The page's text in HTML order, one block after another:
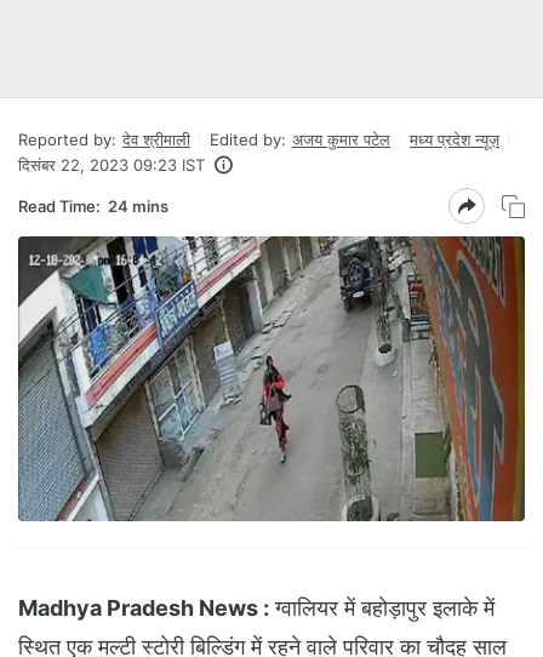
Reported by: देव श्रीमाली Edited by: अजय कुमार पटेल
मध्य प्रदेश न्यूज़
दिसंबर 22, 2023 09:23 IST
Read Time: 24 mins
Madhya Pradesh News : ग्वालियर में बहोड़ापुर इलाके में
स्थित एक मल्टी स्टोरी बिल्डिंग में रहने वाले परिवार का चौदह साल